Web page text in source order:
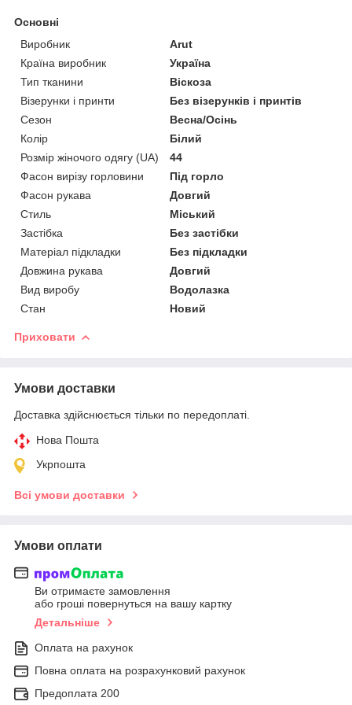
Основні
Виробник
Arut
Країна виробник
Україна
Тип тканини
Віскоза
Візерунки і принти
Без візерунків і принтів
Сезон
Весна/Осінь
Колір
Білий
Розмір жіночого одягу (UA)
44
Фасон вирізу горловини
Під горло
Фасон рукава
Довгий
Стиль
Міський
Застібка
Без застібки
Матеріал підкладки
Без підкладки
Довжина рукава
Довгий
Вид виробу
Водолазка
Стан
Новий
Приховати
Умови доставки
Доставка здійснюється тільки по передоплаті.
Нова Пошта
Укрпошта
Всі умови доставки
Умови оплати
Ви отримаєте замовлення
або гроші повернуться на вашу картку
Детальніше
Оплата на рахунок
Повна оплата на розрахунковий рахунок
Предоплата 200